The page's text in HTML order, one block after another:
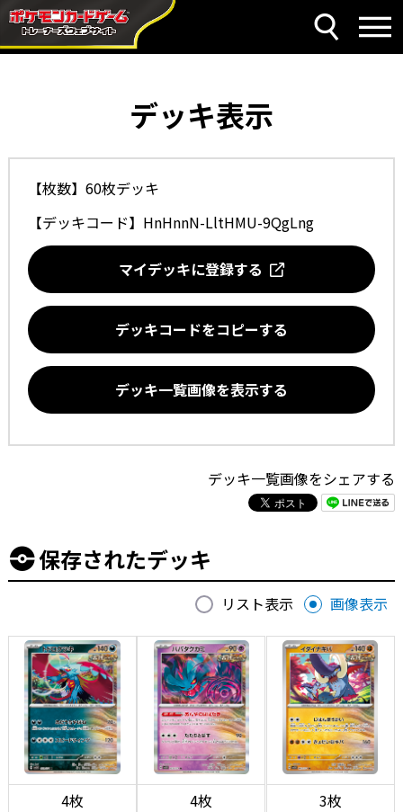
デッキ表示
【枚数】60枚デッキ
【デッキコード】 HnHnnN-LltHMU-9QgLng
マイデッキに登録する
デッキコードをコピーする
デッキ一覧画像を表示する
デッキ一覧画像をシェアする
保存されたデッキ
リスト表示 画像表示
4枚 4枚 3枚